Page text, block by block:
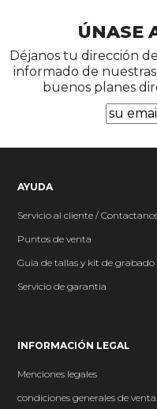
ÚNASE
Déjanos tu dirección
informado de
buenos planes
AYUDA
Servicio al cliente /
Puntos de venta
Guia de tallas y kit de grabado
Servicio de garantia
INFORMACIÓN LEGAL
Menciones legales
condiciones generales de venta